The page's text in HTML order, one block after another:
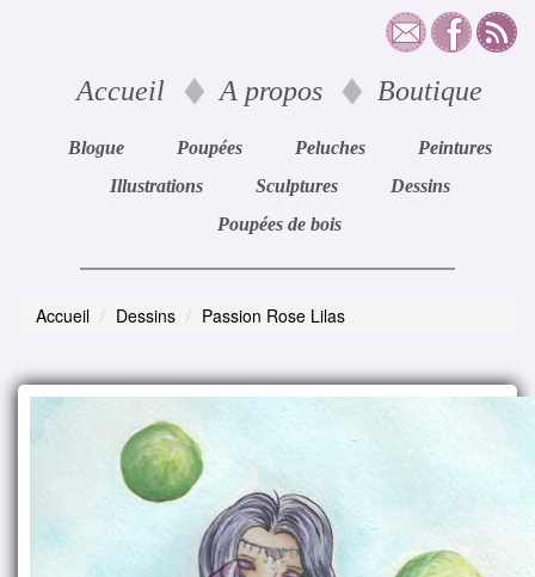
Accueil A propos Boutique
Blogue Poupées Peluches
Peintures
Illustrations
Sculptures
Dessins
Poupées de bois
Accueil Dessins Passion Rose Lilas